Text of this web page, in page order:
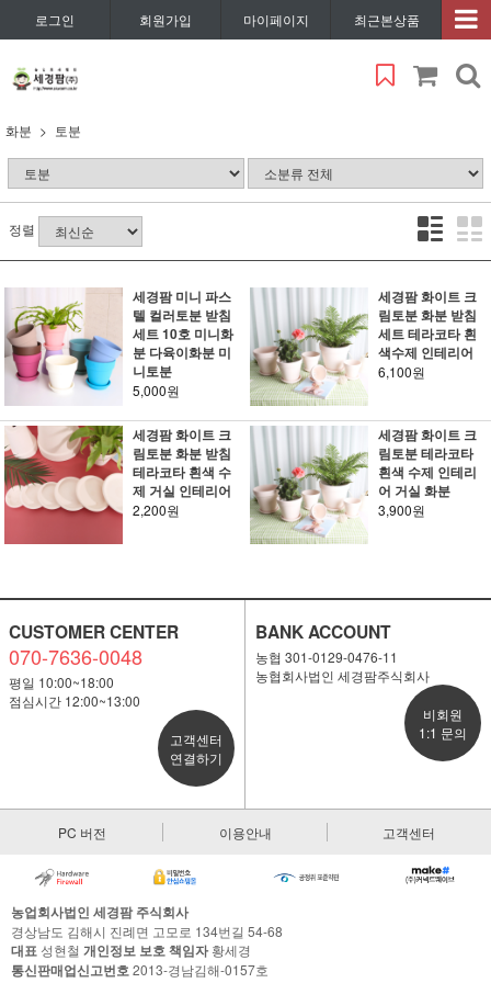
로그인 회원가입 마이페이지 최근본상품
화분 토분
정렬
세경팜 미니 파스
텔 컬러토분 받침
세트 10호 미니화
분 다육이화분 미
니토분
5,000원
세경팜 화이트 크
림토분 화분 받침
세트 테라코타 흰
색수제 인테리어
6,100원
세경팜 화이트 크
림토분 화분 받침
테라코타 흰색 수
제 거실 인테리어
2,200원
세경팜 화이트 크
림토분 테라코타
흰색 수제 인테리
어 거실 화분
3,900원
CUSTOMER CENTER
070-7636-0048
평일 10:00~18:00
점심시간 12:00~13:00
고객센터
연결하기
BANK ACCOUNT
농협 301-0129-0476-11
농협회사법인 세경팜주식회사
비회원
1:1 문의
PC 버전 이용안내 고객센터
농업회사법인 세경팜 주식회사
경상남도 김해시 진례면 고모로 134번길 54-68
대표 성현철 개인정보 보호 책임자황세경
통신판매업신고번호2013-경남김해-0157호